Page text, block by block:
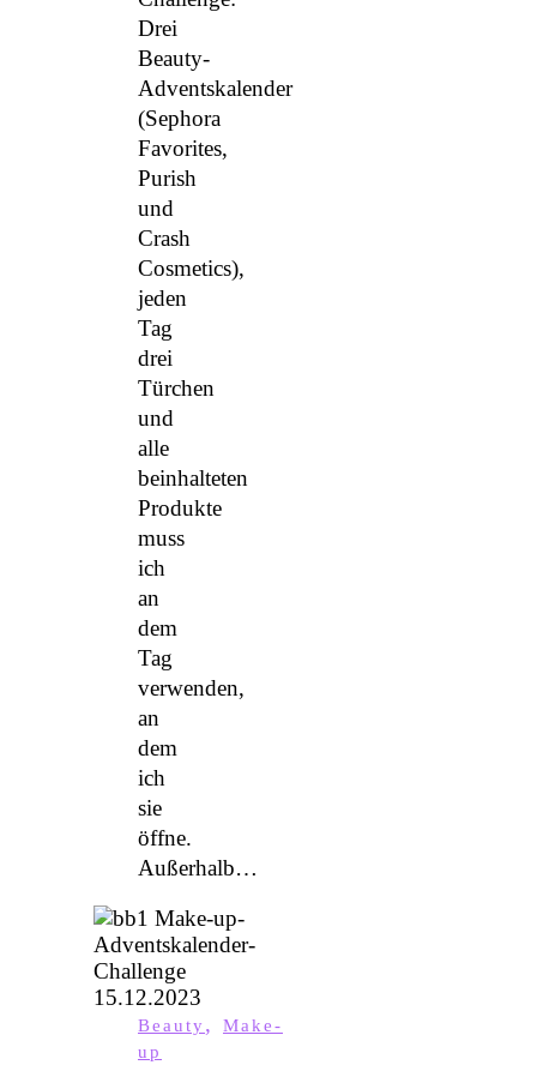
Drei
Beauty-
Adventskalender
(Sephora
Favorites,
Purish
und
Crash
Cosmetics),
jeden
Tag
drei
Türchen
und
alle
beinhalteten
Produkte
muss
ich
an
dem
Tag
verwenden,
an
dem
ich
sie
öffne.
Außerhalb…
Beauty,
Make-
up